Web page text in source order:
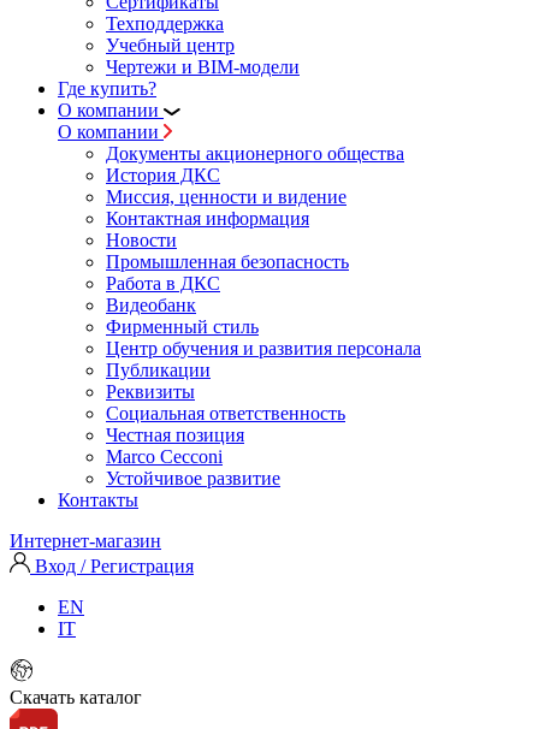
Техподдержка
Учебный центр
Чертежи и BIM-модели
Где купить?
О компании
О компании
Документы акционерного общества
История ДКС
Миссия, ценности и видение
Контактная информация
Новости
Промышленная безопасность
Работа в ДКС
Видеобанк
Фирменный стиль
Центр обучения и развития персонала
Публикации
Реквизиты
Социальная ответственность
Честная позиция
Marco Cecconi
Устойчивое развитие
Контакты
Интернет-магазин
Вход / Регистрация
EN
IT
Скачать каталог